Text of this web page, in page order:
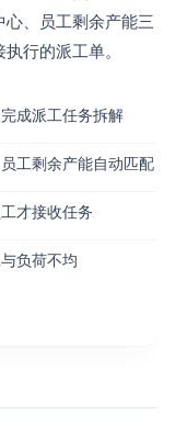
、员工剩余产能三
行的派工单。
成派工任务拆解
工剩余产能自动匹配
才接收任务
负荷不均